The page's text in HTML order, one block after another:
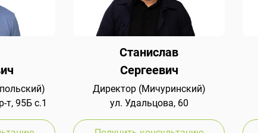
т, 95Б с.1
Станислав
Сергеевич
Директор (Мичуринский)
ул. Удальцова, 60